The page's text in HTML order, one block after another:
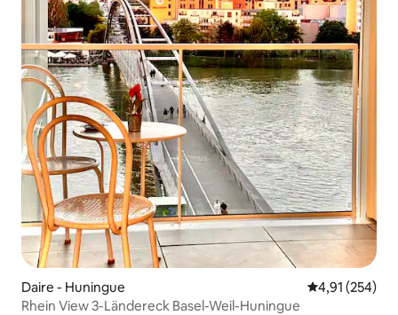
Daire - Huningue 5 üzerinden
4,91 (254)
Rhein View 3-Ländereck Basel-Weil-Huningue